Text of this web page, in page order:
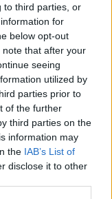
to third parties, or
for
below opt-out
that after your
seeing
utilized by
parties prior to
of the further
third parties on the
information may
the IAB’s List of
disclose it to other
(15)